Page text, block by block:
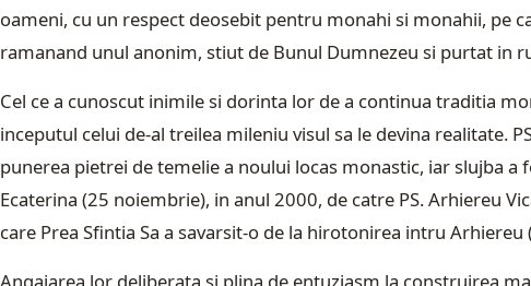
oameni, cu un respect deosebit pentru monahi si monahii, pe
ramanand unul anonim, stiut de Bunul Dumnezeu si purtat in
Cel ce a cunoscut inimile si dorinta lor de a continua traditia
inceputul celui de-al treilea mileniu visul sa le devina realitate.
punerea pietrei de temelie a noului locas monastic, iar slujba
Ecaterina (25 noiembrie), in anul 2000, de catre PS. Arhiereu
care Prea Sfintia Sa a savarsit-o de la hirotonirea intru Arhiereu
Angajarea lor deliberata si plina de entuziasm la construirea